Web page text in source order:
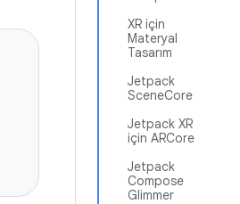
XR için
Materyal
Tasarım
Jetpack
SceneCore
Jetpack XR
için ARCore
Jetpack
Compose
Glimmer